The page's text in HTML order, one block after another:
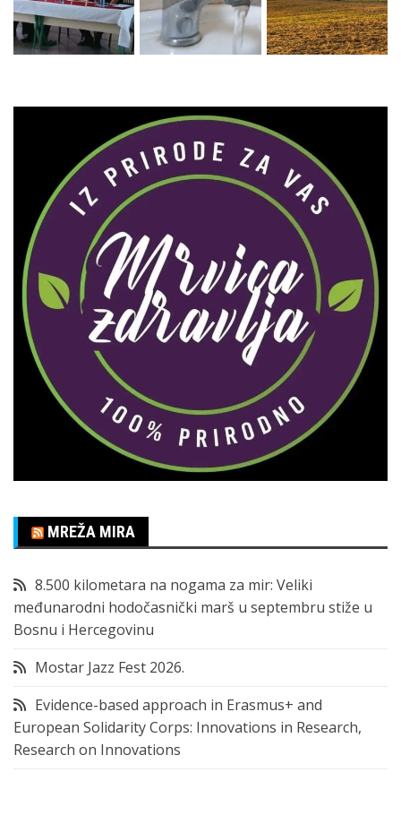
MREŽA MIRA
8.500 kilometara na nogama za mir: Veliki
međunarodni hodočasnički marš u septembru stiže u
Bosnu i Hercegovinu
Mostar Jazz Fest 2026.
Evidence-based approach in Erasmus+ and
European Solidarity Corps: Innovations in Research,
Research on Innovations